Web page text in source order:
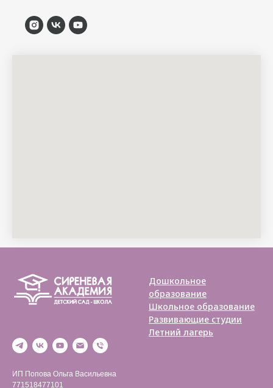
ИП Попова Ольга Васильевна
771518477101
Дошкольное
образование
Школьное образование
Развивающие студии
Летний лагерь